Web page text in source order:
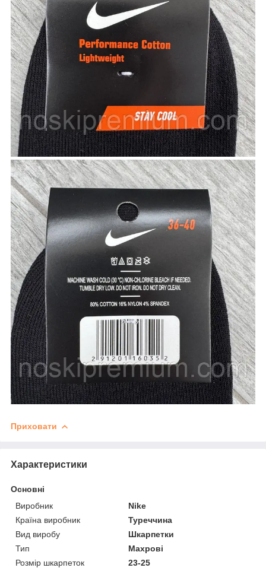
Приховати
Характеристики
Основні
Виробник
Nike
Країна виробник
Туреччина
Вид виробу
Шкарпетки
Тип
Махрові
Розмір шкарпеток
23-25